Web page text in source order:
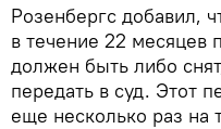
Розенбергс добавил,
в течение 22 месяцев
должен быть либо
передать в суд. Этот
еще несколько раз на